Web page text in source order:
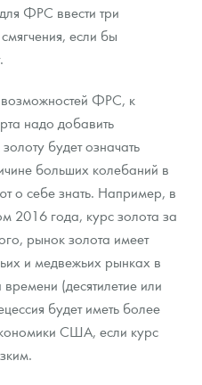
ФРС ввести три
если бы
ФРС, к
надо добавить
будет означать
больших колебаний в
о себе знать. Например, в
2016 года, курс золота за
рынок золота имеет
и медвежьих рынках в
(десятилетие или
будет иметь более
США, если курс